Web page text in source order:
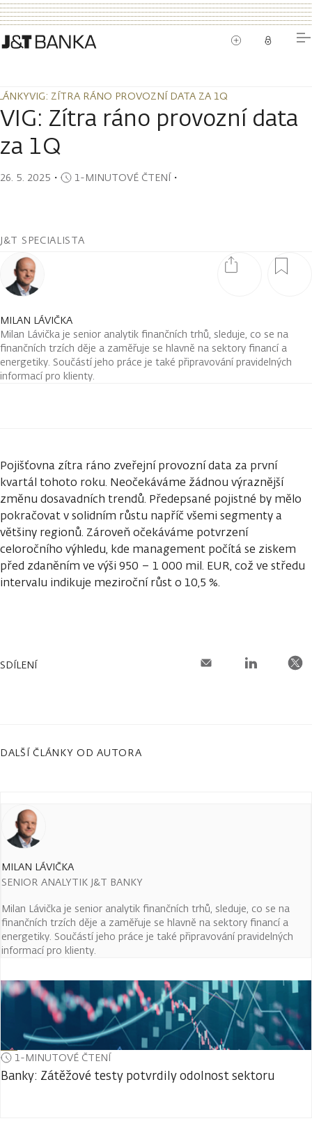
VIG: ZÍTRA RÁNO PROVOZNÍ DATA ZA 1Q
VIG: ZÍTRA RÁNO PROVOZNÍ DATA ZA 1Q
VIG: Zítra ráno provozní data
za 1Q
26. 5. 2025 ・ 1-MINUTOVÉ ČTENÍ・
J&T SPECIALISTA
MILAN LÁVIČKA
Milan Lávička je senior analytik finančních trhů, sleduje, co se na
finančních trzích děje a zaměřuje se hlavně na sektory financí a
energetiky. Součástí jeho práce je také připravování pravidelných
informací pro klienty.
Pojišťovna zítra ráno zveřejní provozní data za první
kvartál tohoto roku. Neočekáváme žádnou výraznější
změnu dosavadních trendů. Předepsané pojistné by mělo
pokračovat v solidním růstu napříč všemi segmenty a
většiny regionů. Zároveň očekáváme potvrzení
celoročního výhledu, kde management počítá se ziskem
před zdaněním ve výši 950 – 1 000 mil. EUR, což ve středu
intervalu indikuje meziroční růst o 10,5 %.
SDÍLENÍ
DALŠÍ ČLÁNKY OD AUTORA
MILAN LÁVIČKA
SENIOR ANALYTIK J&T BANKY
Milan Lávička je senior analytik finančních trhů, sleduje, co se na
finančních trzích děje a zaměřuje se hlavně na sektory financí a
energetiky. Součástí jeho práce je také připravování pravidelných
informací pro klienty.
1-MINUTOVÉ ČTENÍ
Banky: Zátěžové testy potvrdily odolnost sektoru